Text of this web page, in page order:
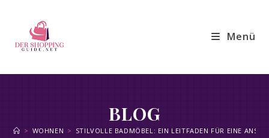
springen
Menü
BLOG
> WOHNEN > STILVOLLE BADMÖBEL: EIN LEITFADEN FÜR EINE